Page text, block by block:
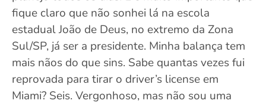
fique claro que não sonhei lá na escola
estadual João de Deus, no extremo da Zona
Sul/SP, já ser a presidente. Minha balança tem
mais nãos do que sins. Sabe quantas vezes fui
reprovada para tirar o driver’s license em
Miami? Seis. Vergonhoso, mas não sou uma